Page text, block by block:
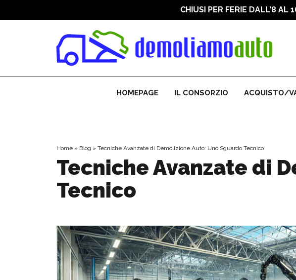
CHIUSI PER FERIE DALL'8 AL
Demoliamo auto |
HOMEPAGE IL CONSORZIO ACQUISTO/
Home » Blog » Tecniche Avanzate di Demolizione Auto: Uno Sguardo Tecnico
Tecniche Avanzate di
Tecnico